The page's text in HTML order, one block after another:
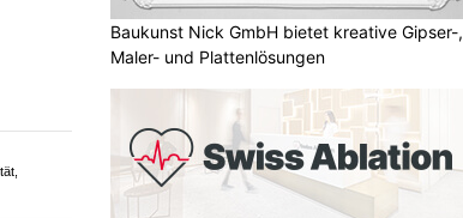
Baukunst Nick GmbH bietet kreative Gipser-,
Maler- und Plattenlösungen